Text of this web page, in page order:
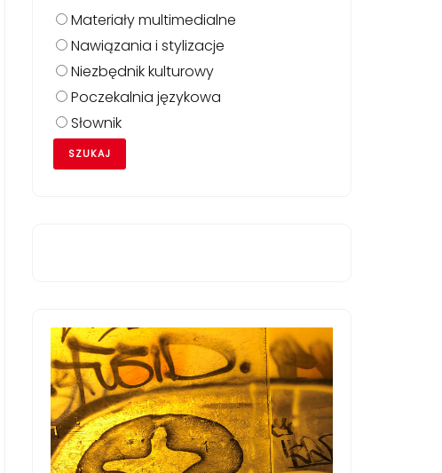
Materiały multimedialne
Nawiązania i stylizacje
Niezbędnik kulturowy
Poczekalnia językowa
Słownik